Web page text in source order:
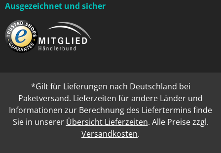
Ausgezeichnet und sicher
*Gilt für Lieferungen nach Deutschland bei
Paketversand. Lieferzeiten für andere Länder und
Informationen zur Berechnung des Liefertermins finde
Sie in unserer Übersicht Lieferzeiten. Alle Preise zzgl.
Versandkosten.